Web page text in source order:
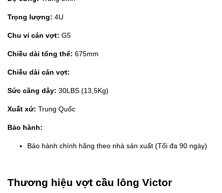
Trọng lượng: 4U
Chu vi cán vợt: G5
Chiều dài tổng thể: 675mm
Chiều dài cán vợt:
Sức căng dây: 30LBS (13,5Kg)
Xuất xứ: Trung Quốc
Bảo hành:
Bảo hành chính hãng theo nhà sản xuất (Tối đa 90 ngày)
Thương hiệu vợt cầu lông Victor